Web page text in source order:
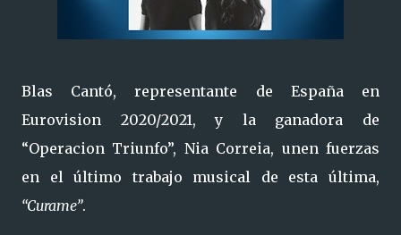
Blas Cantó, representante de España en
Eurovision 2020/2021, y la ganadora de
“Operacion Triunfo”, Nia Correia, unen fuerzas
en el último trabajo musical de esta última,
“Curame”.